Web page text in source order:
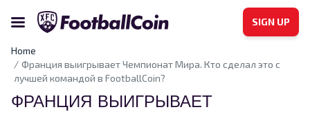
SIGN UP
Home
Франция выигрывает Чемпионат Мира. Кто сделал это с
лучшей командой в FootballCoin?
ФРАНЦИЯ ВЫИГРЫВАЕТ